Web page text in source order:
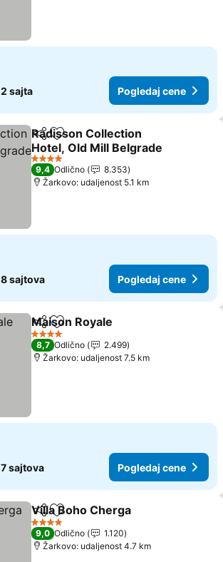
2 sajta Pogledaj cene
Deli Dodati u favorite
Radisson Collection
Hotel, Old Mill Belgrade
4 Zvezdice
9,4 Odlično
8.353
Žarkovo: udaljenost 5.1 km
8 sajtova Pogledaj cene
Deli Dodati u favorite
Maison Royale
4 Zvezdice
8,7 Odlično
2.499
Žarkovo: udaljenost 7.5 km
7 sajtova Pogledaj cene
Deli Dodati u favorite
Villa Boho Cherga
4 Zvezdice
9,0 Odlično
1.120
Žarkovo: udaljenost 4.7 km